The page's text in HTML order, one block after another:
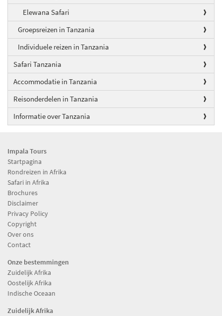
Elewana Safari
Groepsreizen in Tanzania
Individuele reizen in Tanzania
Safari Tanzania
Accommodatie in Tanzania
Reisonderdelen in Tanzania
Informatie over Tanzania
Impala Tours
Startpagina
Rondreizen in Afrika
Safari in Afrika
Brochures
Disclaimer
Privacy Policy
Copyright
Over ons
Contact
Onze bestemmingen
Zuidelijk Afrika
Oostelijk Afrika
Indische Oceaan
Zuidelijk Afrika